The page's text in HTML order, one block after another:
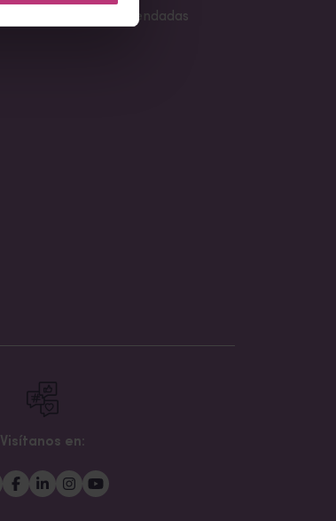
Webs Recomendadas
Visítanos en: